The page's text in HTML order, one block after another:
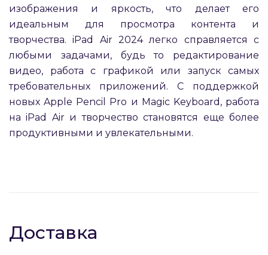
изображения и яркость, что делает его
идеальным для просмотра контента и
творчества. iPad Air 2024 легко справляется с
любыми задачами, будь то редактирование
видео, работа с графикой или запуск самых
требовательных приложений. C поддержкой
новых Apple Pencil Pro и Magic Keyboard, работа
на iPad Air и творчество становятся еще более
продуктивными и увлекательными.
Доставка